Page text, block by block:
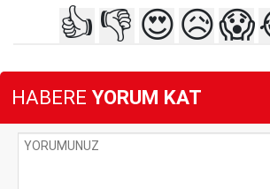
👍 👎 😍😥😱
HABERE YORUM KAT